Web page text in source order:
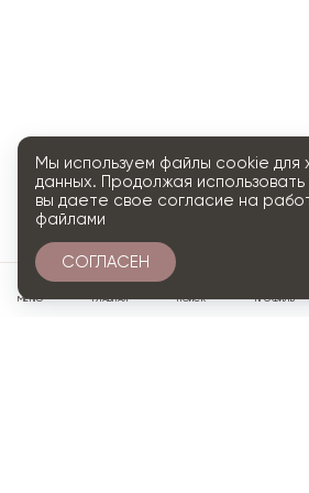
МЕНЮ ГЛАВНАЯ ПОИСК ПРОФИЛЬ
Мы используем файлы cookie для
данных. Продолжая использовать
вы даете свое согласие на
файлами
СОГЛАСЕН